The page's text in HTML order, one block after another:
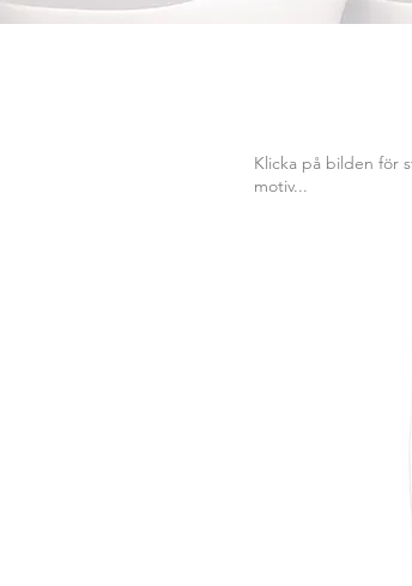
Klicka på bilden för
motiv...